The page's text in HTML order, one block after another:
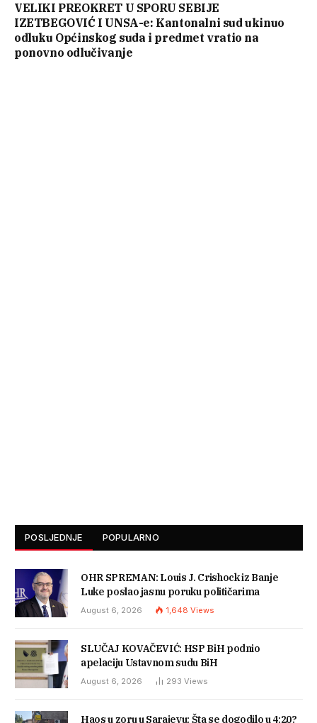
VELIKI PREOKRET U SPORU SEBIJE
IZETBEGOVIĆ I UNSA-e: Kantonalni sud ukinuo
odluku Općinskog suda i predmet vratio na
ponovno odlučivanje
POSLJEDNJE POPULARNO
OHR SPREMAN: Louis J. Crishock iz Banje
Luke poslao jasnu poruku političarima
August 6, 2026 1,648 Views
SLUČAJ KOVAČEVIĆ: HSP BiH podnio
apelaciju Ustavnom sudu BiH
August 6, 2026 293 Views
Haos u zoru u Sarajevu: Šta se dogodilo u 4:20?